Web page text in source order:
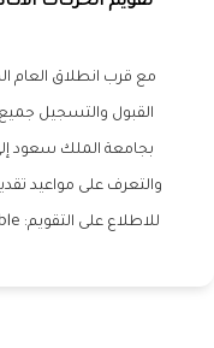
القبول والتسجيل
بجامعة الملك سعود
والتعرف على مواعيد
للاطلاع على التقويم: https://dar.ksu.edu.sa/ar/academictable